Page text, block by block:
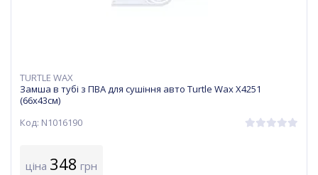
TURTLE WAX
Замша в тубі з ПВА для сушіння авто Turtle Wax X4251
(66х43см)
Код: N1016190
ціна 348 грн